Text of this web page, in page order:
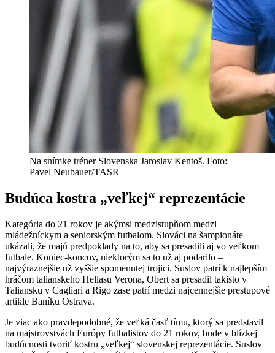
Na snímke tréner Slovenska Jaroslav Kentoš. Foto:
Pavel Neubauer/TASR
Budúca kostra „veľkej“ reprezentácie
Kategória do 21 rokov je akýmsi medzistupňom medzi
mládežníckym a seniorským futbalom. Slováci na šampionáte
ukázali, že majú predpoklady na to, aby sa presadili aj vo veľkom
futbale. Koniec-koncov, niektorým sa to už aj podarilo –
najvýraznejšie už vyššie spomenutej trojici. Suslov patrí k najlepším
hráčom talianskeho Hellasu Verona, Obert sa presadil takisto v
Taliansku v Cagliari a Rigo zase patrí medzi najcennejšie prestupové
artikle Baníku Ostrava.
Je viac ako pravdepodobné, že veľká časť tímu, ktorý sa predstavil
na majstrovstvách Európy futbalistov do 21 rokov, bude v blízkej
budúcnosti tvoriť kostru „veľkej“ slovenskej reprezentácie. Suslov